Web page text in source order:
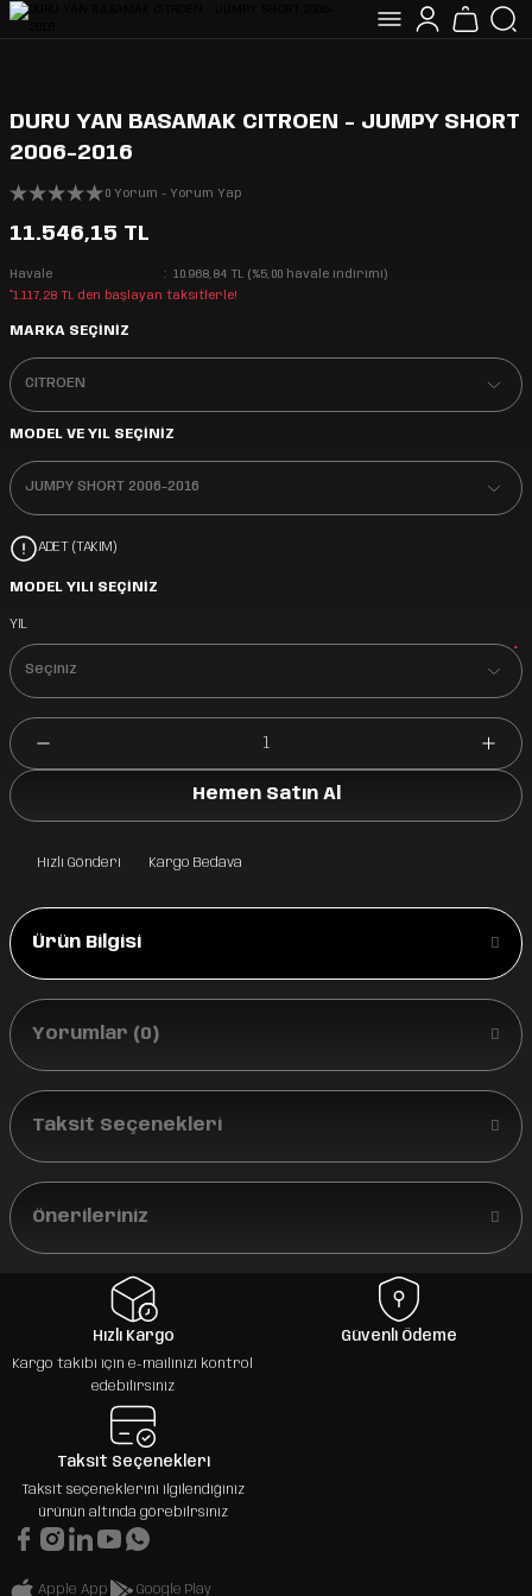
DURU YAN BASAMAK CITROEN - JUMPY SHORT
2006-2016
0 Yorum - Yorum Yap
11.546,15 TL
Havale
10.968,84 TL (%5,00 havale indirimi)
*1.117,28 TL den başlayan taksitlerle!
MARKA SEÇİNİZ
MODEL VE YIL SEÇİNİZ
ADET (TAKIM)
MODEL YILI SEÇİNİZ
YIL
*
Hemen Satın Al
Hızlı Gönderi Kargo Bedava
Ürün Bilgisi
Yorumlar (0)
Taksit Seçenekleri
Önerileriniz
Hızlı Kargo
Kargo takibi için e-mailinizi kontrol
edebilirsiniz
Güvenli Ödeme
Taksit Seçenekleri
Taksit seçeneklerini ilgilendiğiniz
ürünün altında görebilrsiniz
Apple App Google Play